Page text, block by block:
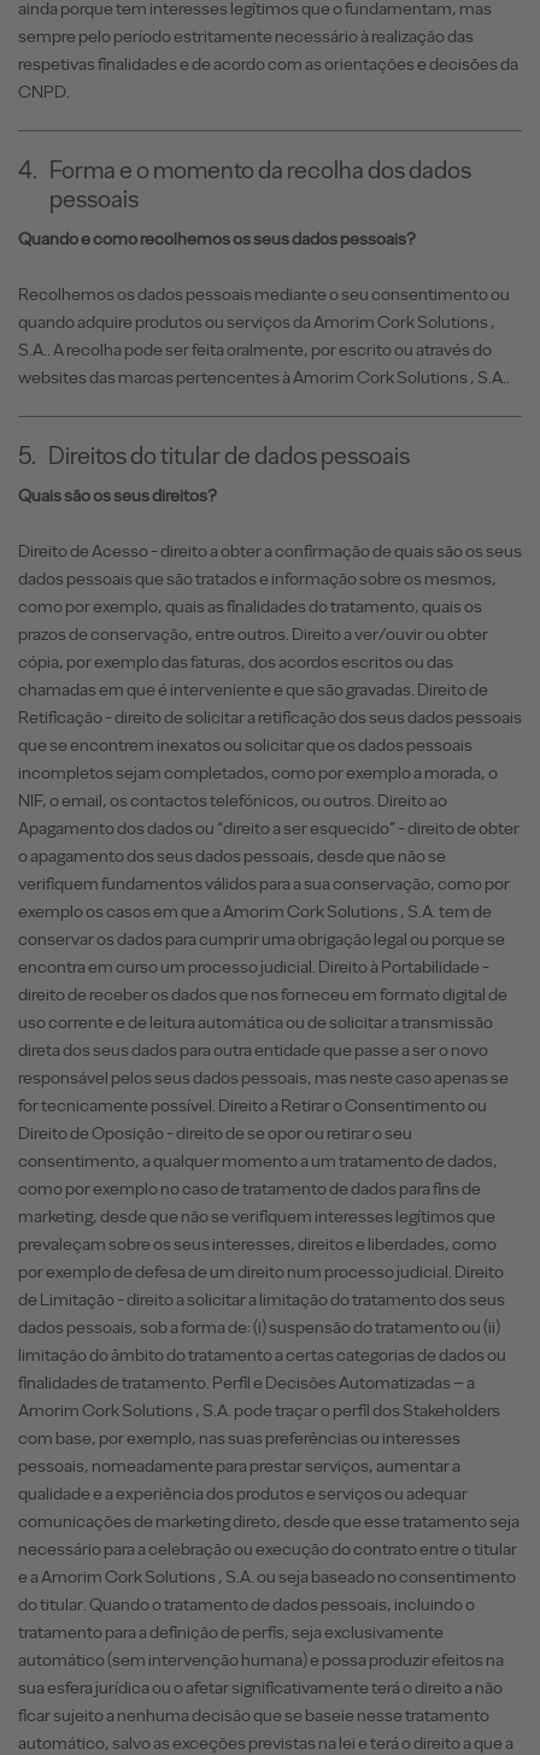
ainda porque tem interesses legítimos que o fundamentam, mas
sempre pelo período estritamente necessário à realização das
respetivas finalidades e de acordo com as orientações e decisões da
CNPD.
4. Forma e o momento da recolha dos dados
pessoais
Quando e como recolhemos os seus dados pessoais?
Recolhemos os dados pessoais mediante o seu consentimento ou
quando adquire produtos ou serviços da Amorim Cork Solutions ,
S.A.. A recolha pode ser feita oralmente, por escrito ou através do
websites das marcas pertencentes à Amorim Cork Solutions , S.A..
5. Direitos do titular de dados pessoais
Quais são os seus direitos?
Direito de Acesso - direito a obter a confirmação de quais são os seus
dados pessoais que são tratados e informação sobre os mesmos,
como por exemplo, quais as finalidades do tratamento, quais os
prazos de conservação, entre outros. Direito a ver/ouvir ou obter
cópia, por exemplo das faturas, dos acordos escritos ou das
chamadas em que é interveniente e que são gravadas. Direito de
Retificação - direito de solicitar a retificação dos seus dados pessoais
que se encontrem inexatos ou solicitar que os dados pessoais
incompletos sejam completados, como por exemplo a morada, o
NIF, o email, os contactos telefónicos, ou outros. Direito ao
Apagamento dos dados ou “direito a ser esquecido” - direito de obter
o apagamento dos seus dados pessoais, desde que não se
verifiquem fundamentos válidos para a sua conservação, como por
exemplo os casos em que a Amorim Cork Solutions , S.A. tem de
conservar os dados para cumprir uma obrigação legal ou porque se
encontra em curso um processo judicial. Direito à Portabilidade -
direito de receber os dados que nos forneceu em formato digital de
uso corrente e de leitura automática ou de solicitar a transmissão
direta dos seus dados para outra entidade que passe a ser o novo
responsável pelos seus dados pessoais, mas neste caso apenas se
for tecnicamente possível. Direito a Retirar o Consentimento ou
Direito de Oposição - direito de se opor ou retirar o seu
consentimento, a qualquer momento a um tratamento de dados,
como por exemplo no caso de tratamento de dados para fins de
marketing, desde que não se verifiquem interesses legítimos que
prevaleçam sobre os seus interesses, direitos e liberdades, como
por exemplo de defesa de um direito num processo judicial. Direito
de Limitação - direito a solicitar a limitação do tratamento dos seus
dados pessoais, sob a forma de: (i) suspensão do tratamento ou (ii)
limitação do âmbito do tratamento a certas categorias de dados ou
finalidades de tratamento. Perfil e Decisões Automatizadas – a
Amorim Cork Solutions , S.A. pode traçar o perfil dos Stakeholders
com base, por exemplo, nas suas preferências ou interesses
pessoais, nomeadamente para prestar serviços, aumentar a
qualidade e a experiência dos produtos e serviços ou adequar
comunicações de marketing direto, desde que esse tratamento seja
necessário para a celebração ou execução do contrato entre o titular
e a Amorim Cork Solutions , S.A. ou seja baseado no consentimento
do titular. Quando o tratamento de dados pessoais, incluindo o
tratamento para a definição de perfis, seja exclusivamente
automático (sem intervenção humana) e possa produzir efeitos na
sua esfera jurídica ou o afetar significativamente terá o direito a não
ficar sujeito a nenhuma decisão que se baseie nesse tratamento
automático, salvo as exceções previstas na lei e terá o direito a que a